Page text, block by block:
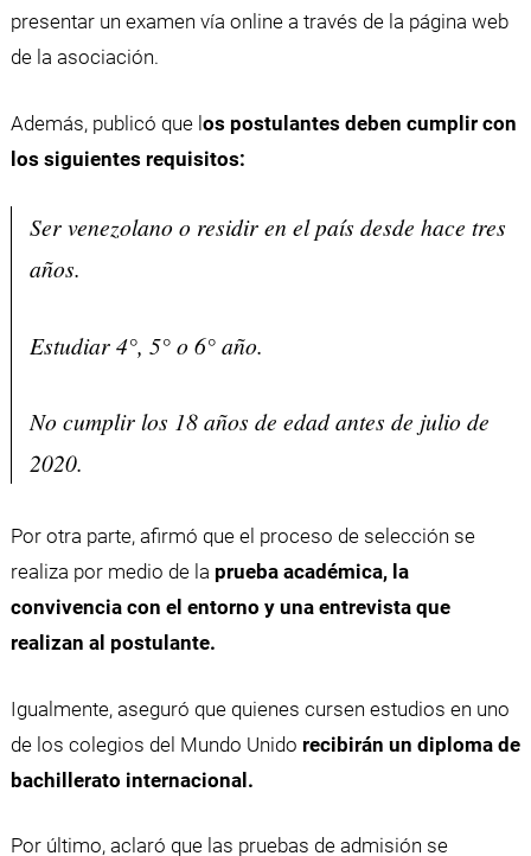
presentar un examen vía online a través de la página web
de la asociación.
Además, publicó que los postulantes deben cumplir con
los siguientes requisitos:
Ser venezolano o residir en el país desde hace tres
años.
Estudiar 4°, 5° o 6° año.
No cumplir los 18 años de edad antes de julio de
2020.
Por otra parte, afirmó que el proceso de selección se
realiza por medio de la prueba académica, la
convivencia con el entorno y una entrevista que
realizan al postulante.
Igualmente, aseguró que quienes cursen estudios en uno
de los colegios del Mundo Unido recibirán un diploma de
bachillerato internacional.
Por último, aclaró que las pruebas de admisión se